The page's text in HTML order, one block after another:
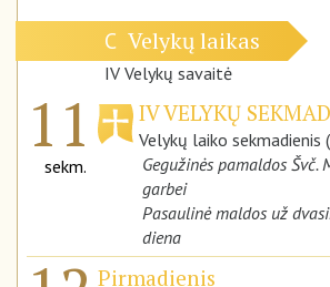
C Velykų laikas
IV Velykų savaitė
11
sekm.
IV VELYKŲ
Velykų laiko sekmadienis
Gegužinės pamaldos Švč.
garbei
Pasaulinė maldos už
diena
Pirmadienis